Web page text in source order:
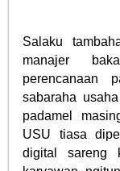
Salaku
manajer
perencanaan
sabaraha
padamel
USU tiasa
digital sareng